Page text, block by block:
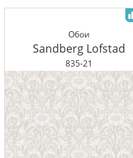
Обои
Sandberg Lofstad
835-21